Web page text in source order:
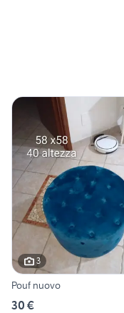
3
Pouf nuovo
30 €